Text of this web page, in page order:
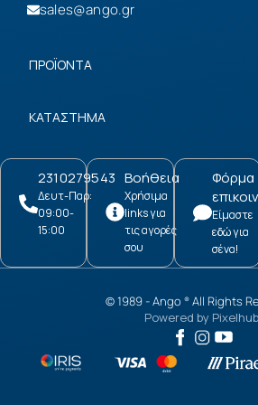
sales@ango.gr
ΠΡΟΪΟΝΤΑ
ΚΑΤΑΣΤΗΜΑ
2310279543
Δευτ-Παρ:
09:00-
15:00
Βοήθεια
Χρήσιμα
links για
τις αγορές
σου
Φόρμα
Είμαστε
εδώ για
σένα!
© 1989 -Ango® All Rights
Powered by Pixelhub